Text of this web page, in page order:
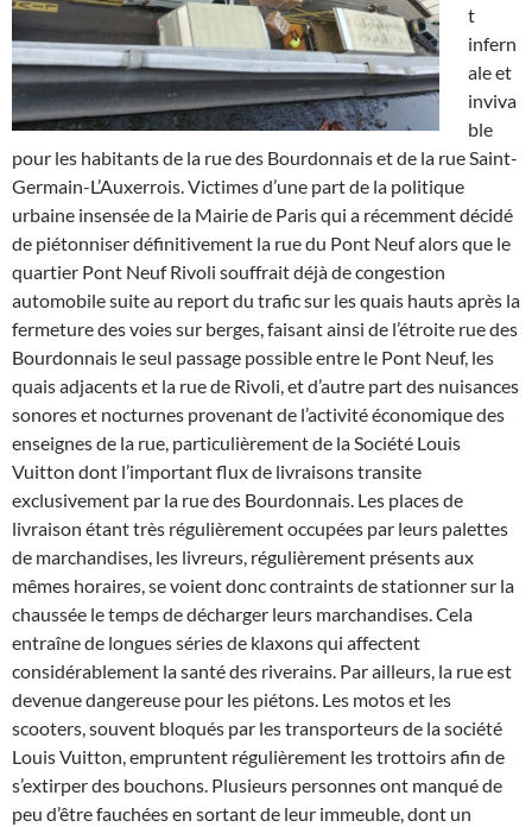
t
infern
ale et
inviva
ble
pour les habitants de la rue des Bourdonnais et de la rue Saint-
Germain-L’Auxerrois. Victimes d’une part de la politique
urbaine insensée de la Mairie de Paris qui a récemment décidé
de piétonniser définitivement la rue du Pont Neuf alors que le
quartier Pont Neuf Rivoli souffrait déjà de congestion
automobile suite au report du trafic sur les quais hauts après la
fermeture des voies sur berges, faisant ainsi de l’étroite rue des
Bourdonnais le seul passage possible entre le Pont Neuf, les
quais adjacents et la rue de Rivoli, et d’autre part des nuisances
sonores et nocturnes provenant de l’activité économique des
enseignes de la rue, particulièrement de la Société Louis
Vuitton dont l’important flux de livraisons transite
exclusivement par la rue des Bourdonnais. Les places de
livraison étant très régulièrement occupées par leurs palettes
de marchandises, les livreurs, régulièrement présents aux
mêmes horaires, se voient donc contraints de stationner sur la
chaussée le temps de décharger leurs marchandises. Cela
entraîne de longues séries de klaxons qui affectent
considérablement la santé des riverains. Par ailleurs, la rue est
devenue dangereuse pour les piétons. Les motos et les
scooters, souvent bloqués par les transporteurs de la société
Louis Vuitton, empruntent régulièrement les trottoirs afin de
s’extirper des bouchons. Plusieurs personnes ont manqué de
peu d’être fauchées en sortant de leur immeuble, dont un